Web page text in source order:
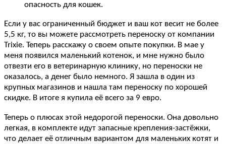
опасность для кошек.
Если у вас ограниченный бюджет и ваш кот весит не более
5,5 кг, то вы можете рассмотреть переноску от компании
Trixie. Теперь расскажу о своем опыте покупки. В мае у
меня появился маленький котенок, и мне нужно было
отвезти его в ветеринарную клинику, но переноски не
оказалось, а денег было немного. Я зашла в один из
крупных магазинов и нашла там переноску по хорошей
скидке. В итоге я купила её всего за 9 евро.
Теперь о плюсах этой недорогой переноски. Она довольно
легкая, в комплекте идут запасные крепления-застёжки,
что делает её отличным вариантом для маленьких котят и